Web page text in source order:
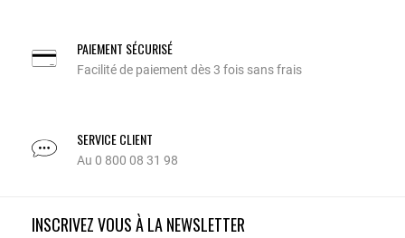
PAIEMENT SÉCURISÉ
Facilité de paiement dès 3 fois sans frais
SERVICE CLIENT
Au 0 800 08 31 98
INSCRIVEZ VOUS À LA NEWSLETTER